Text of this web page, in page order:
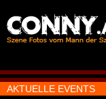
AKTUELLE EVENTS